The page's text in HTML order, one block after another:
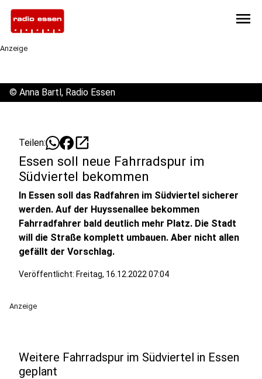
menu
Anzeige
© Anna Bartl, Radio Essen
Teilen: open_in_new
Essen soll neue Fahrradspur im
Südviertel bekommen
In Essen soll das Radfahren im Südviertel sicherer
werden. Auf der Huyssenallee bekommen
Fahrradfahrer bald deutlich mehr Platz. Die Stadt
will die Straße komplett umbauen. Aber nicht allen
gefällt der Vorschlag.
Veröffentlicht: Freitag, 16.12.2022 07:04
Anzeige
Weitere Fahrradspur im Südviertel in Essen
geplant